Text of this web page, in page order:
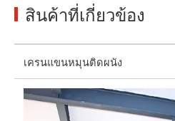
สินค้าที่เกี่ยวข้อง
เครนแขนหมุนติดผนัง